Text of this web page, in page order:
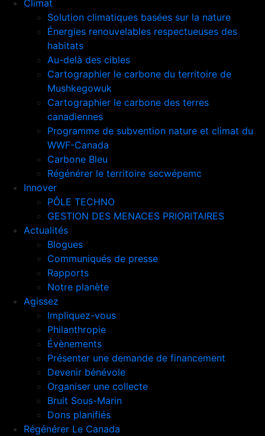
Climat
Solution climatiques basées sur la nature
Énergies renouvelables respectueuses des
habitats
Au-delà des cibles
Cartographier le carbone du territoire de
Mushkegowuk
Cartographier le carbone des terres
canadiennes
Programme de subvention nature et climat du
WWF-Canada
Carbone Bleu
Régénérer le territoire secwépemc
Innover
PÔLE TECHNO
GESTION DES MENACES PRIORITAIRES
Actualités
Blogues
Communiqués de presse
Rapports
Notre planète
Agissez
Impliquez-vous
Philanthropie
Évènements
Présenter une demande de financement
Devenir bénévole
Organiser une collecte
Bruit Sous-Marin
Dons planifiés
Régénérer Le Canada